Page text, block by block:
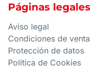
Páginas legales
Aviso legal
Condiciones de venta
Protección de datos
Política de Cookies